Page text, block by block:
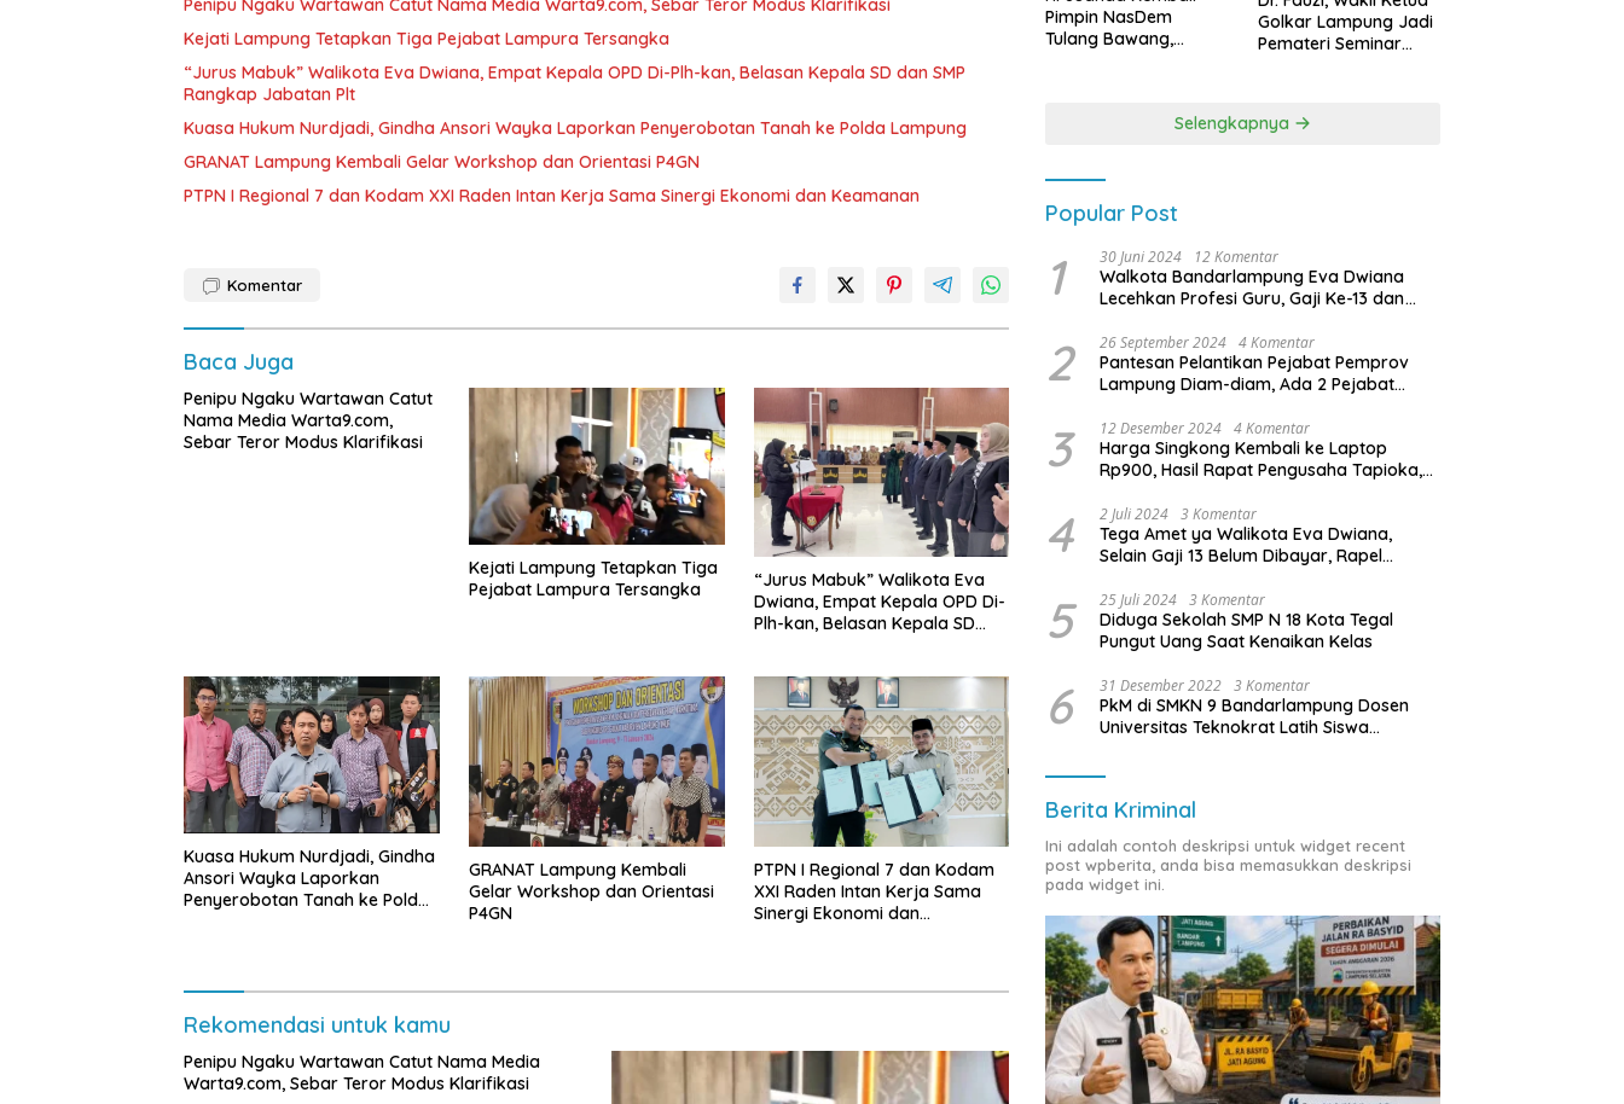
Penipu Ngaku Wartawan Catut Nama Media Warta9.com, Sebar Teror Modus Klarifikasi
Kejati Lampung Tetapkan Tiga Pejabat Lampura Tersangka
“Jurus Mabuk” Walikota Eva Dwiana, Empat Kepala OPD Di-Plh-kan, Belasan Kepala SD dan SMP
Rangkap Jabatan Plt
Kuasa Hukum Nurdjadi, Gindha Ansori Wayka Laporkan Penyerobotan Tanah ke Polda Lampung
GRANAT Lampung Kembali Gelar Workshop dan Orientasi P4GN
PTPN I Regional 7 dan Kodam XXI Raden Intan Kerja Sama Sinergi Ekonomi dan Keamanan
Komentar
Baca Juga
Penipu Ngaku Wartawan Catut
Nama Media Warta9.com,
Sebar Teror Modus Klarifikasi
Kejati Lampung Tetapkan Tiga
Pejabat Lampura Tersangka
“Jurus Mabuk” Walikota Eva
Dwiana, Empat Kepala OPD Di-
Plh-kan, Belasan Kepala SD
Kuasa Hukum Nurdjadi, Gindha
Ansori Wayka Laporkan
Penyerobotan Tanah ke Polda
GRANAT Lampung Kembali
Gelar Workshop dan Orientasi
P4GN
PTPN I Regional 7 dan Kodam
XXI Raden Intan Kerja Sama
Sinergi Ekonomi dan
Rekomendasi untuk kamu
Penipu Ngaku Wartawan Catut Nama Media
Warta9.com, Sebar Teror Modus Klarifikasi
Pimpin NasDem
Tulang Bawang,
Golkar Lampung Jadi
Pemateri Seminar
Kebangsaan
Selengkapnya
Popular Post
1 30 Juni 2024 12 Komentar
Walkota Bandarlampung Eva Dwiana
Lecehkan Profesi Guru, Gaji Ke-13 dan
2 26 September 2024 4 Komentar
Pantesan Pelantikan Pejabat Pemprov
Lampung Diam-diam, Ada 2 Pejabat
3 12 Desember 2024 4 Komentar
Harga Singkong Kembali ke Laptop
Rp900, Hasil Rapat Pengusaha Tapioka,
Lampung
4 2 Juli 2024 3 Komentar
Tega Amet ya Walikota Eva Dwiana,
Selain Gaji 13 Belum Dibayar, Rapel
Dibayar
5 25 Juli 2024 3 Komentar
Diduga Sekolah SMP N 18 Kota Tegal
Pungut Uang Saat Kenaikan Kelas
6 31 Desember 2022 3 Komentar
PkM di SMKN 9 Bandarlampung Dosen
Universitas Teknokrat Latih Siswa
Berita Kriminal
Ini adalah contoh deskripsi untuk widget recent
post wpberita, anda bisa memasukkan deskripsi
pada widget ini.